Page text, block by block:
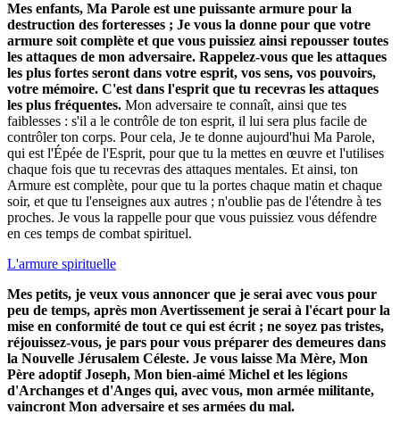
Mes enfants, Ma Parole est une puissante armure pour la
destruction des forteresses ; Je vous la donne pour que votre
armure soit complète et que vous puissiez ainsi repousser toutes
les attaques de mon adversaire. Rappelez-vous que les attaques
les plus fortes seront dans votre esprit, vos sens, vos pouvoirs,
votre mémoire. C'est dans l'esprit que tu recevras les attaques
les plus fréquentes. Mon adversaire te connaît, ainsi que tes
faiblesses : s'il a le contrôle de ton esprit, il lui sera plus facile de
contrôler ton corps. Pour cela, Je te donne aujourd'hui Ma Parole,
qui est l'Épée de l'Esprit, pour que tu la mettes en œuvre et l'utilises
chaque fois que tu recevras des attaques mentales. Et ainsi, ton
Armure est complète, pour que tu la portes chaque matin et chaque
soir, et que tu l'enseignes aux autres ; n'oublie pas de l'étendre à tes
proches. Je vous la rappelle pour que vous puissiez vous défendre
en ces temps de combat spirituel.
L'armure spirituelle
Mes petits, je veux vous annoncer que je serai avec vous pour
peu de temps, après mon Avertissement je serai à l'écart pour la
mise en conformité de tout ce qui est écrit ; ne soyez pas tristes,
réjouissez-vous, je pars pour vous préparer des demeures dans
la Nouvelle Jérusalem Céleste. Je vous laisse Ma Mère, Mon
Père adoptif Joseph, Mon bien-aimé Michel et les légions
d'Archanges et d'Anges qui, avec vous, mon armée militante,
vaincront Mon adversaire et ses armées du mal.